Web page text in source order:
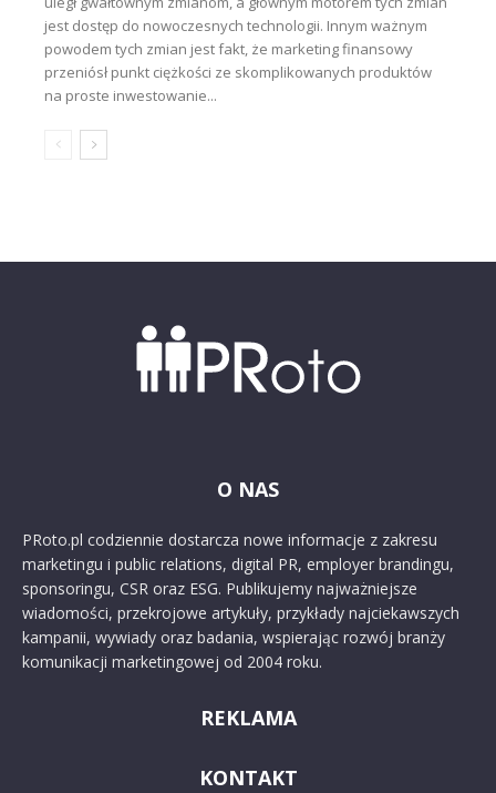
jest dostęp do nowoczesnych technologii. Innym ważnym
powodem tych zmian jest fakt, że marketing finansowy
przeniósł punkt ciężkości ze skomplikowanych produktów
na proste inwestowanie...
O NAS
PRoto.pl codziennie dostarcza nowe informacje z zakresu
marketingu i public relations, digital PR, employer brandingu,
sponsoringu, CSR oraz ESG. Publikujemy najważniejsze
wiadomości, przekrojowe artykuły, przykłady najciekawszych
kampanii, wywiady oraz badania, wspierając rozwój branży
komunikacji marketingowej od 2004 roku.
REKLAMA
KONTAKT